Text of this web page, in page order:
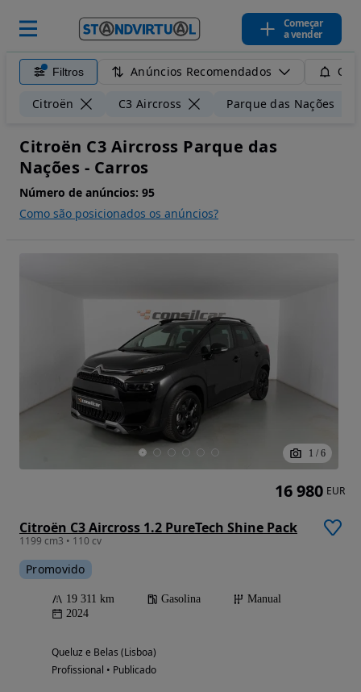
Começar
a vender
Filtros Anúncios Recomendados
Citroën C3 Aircross Parque das Nações
Citroën C3 Aircross Parque das
Nações - Carros
Número de anúncios: 95
Como são posicionados os anúncios?
1 / 6
Citroën C3 Aircross 1.2 PureTech Shine Pack
1199 cm3 • 110 cv
Promovido
19 311 km Gasolina
Manual
2024
Queluz e Belas (Lisboa)
Profissional • Publicado
16 980 EUR